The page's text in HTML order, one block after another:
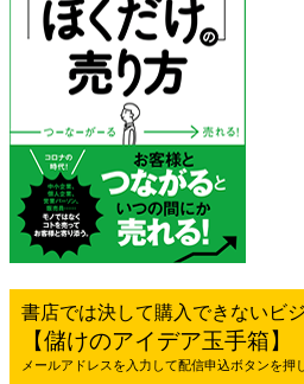
書店では決して購入できないビ
【儲けのアイデア玉手箱】
メールアドレスを入力して配信申込ボタンを押